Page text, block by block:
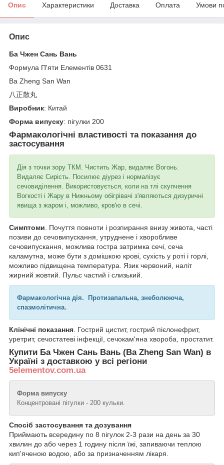
Опис Характеристики Доставка Оплата Умови
Опис
Ба Чжен Сань Вань
Формула П'яти Елементів 0631
Ba Zheng San Wan
八正散丸
Виробник: Китай
Форма випуску: пігулки 200
Фармакологічні властивості та показання до
застосування
Дія з точки зору ТКМ. Чистить Жар, видаляє Вогонь.
Видаляє Сирість. Посилює діурез і нормалізує
сечовиділення. Використовується, коли на тлі скупчення
Вогкості і Жару в Нижньому обігрівачі з'являються дизуричні
явища з жаром і, можливо, кров'ю в сечі.
Симптоми . Почуття повноти і розпирання внизу живота, часті
позиви до сечовипускання, утруднене і хворобливе
сечовипускання, можлива гостра затримка сечі, сеча
каламутна, може бути з домішкою крові, сухість у роті і горлі,
можливо підвищена температура. Язик червоний, наліт
жирний жовтий. Пульс частий і слизький.
Фармакологічна дія. Протизапальна, знеболююча,
спазмолітична.
Клінічні показання . Гострий цистит, гострий пієлонефрит,
уретрит, сечостатеві інфекції, сечокам'яна хвороба, простатит.
Купити Ба Чжен Сань Вань (Ba Zheng San Wan) в
Україні з доставкою у всі регіони
5elementov.com.ua
Форма випуску
Концентровані пігулки - 200 кульки.
Спосіб застосування та дозування
Приймають всередину по 8 пігулок 2-3 рази на день за 30
хвилин до або через 1 годину після їжі, запиваючи теплою
кип'яченою водою, або за призначенням лікаря.